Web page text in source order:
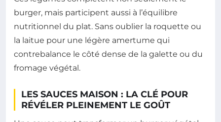
burger, mais participent aussi à l’équilibre
nutritionnel du plat. Sans oublier la roquette ou
la laitue pour une légère amertume qui
contrebalance le côté dense de la galette ou du
fromage végétal.
LES SAUCES MAISON : LA CLÉ POUR
RÉVÉLER PLEINEMENT LE GOÛT